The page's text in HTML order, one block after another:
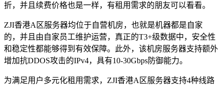
折，并且续费价格也是一样，有租用需求的朋友可以看看。
ZJI香港A区服务器均位于自营机房，也就是机器都是自家
的，并且由自家员工维护运营，真正的T3+级数据中，安全性
和稳定性都能够得到有效保障。此外，该机房服务器支持额外
增加抗DDOS攻击的IPv4，具有10-30Gbps防御能力。
为满足用户多元化租用需求，ZJI香港A区服务器支持4种线路